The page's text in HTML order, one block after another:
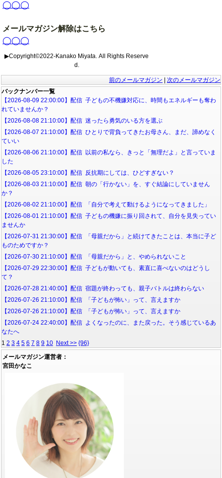
◯◯◯
メールマガジン解除はこちら
◯◯◯
▶Copyright©2022-Kanako Miyata. All Rights Reserve
d.
前のメールマガジン
次のメールマガジン
バックナンバー一覧
【2026-08-09 22:00:00】配信 子どもの不機嫌対応に、時間もエネルギーも奪わ
れていませんか？
【2026-08-08 21:10:00】配信 迷ったら勇気のいる方を選ぶ
【2026-08-07 21:10:00】配信 ひとりで背負ってきたお母さん、まだ、諦めなく
ていい
【2026-08-06 21:10:00】配信 以前の私なら、きっと「無理だよ」と言っていま
した
【2026-08-05 23:10:00】配信 反抗期にしては、ひどすぎない？
【2026-08-03 21:10:00】配信 朝の「行かない」を、すぐ結論にしていません
か？
【2026-08-02 21:10:00】配信 「自分で考えて動けるようになってきました」
【2026-08-01 21:10:00】配信 子どもの機嫌に振り回されて、自分を見失ってい
ませんか
【2026-07-31 21:30:00】配信 「母親だから」と続けてきたことは、本当に子ど
ものためですか？
【2026-07-30 21:10:00】配信 「母親だから」と、やめられないこと
【2026-07-29 22:30:00】配信 子どもが動いても、素直に喜べないのはどうし
て？
【2026-07-28 21:40:00】配信 宿題が終わっても、親子バトルは終わらない
【2026-07-26 21:10:00】配信 「子どもが怖い」って、言えますか
【2026-07-26 21:10:00】配信 「子どもが怖い」って、言えますか
【2026-07-24 22:40:00】配信 よくなったのに、また戻った。そう感じているあ
なたへ
1 2 3 4 5 6 7 8 9 10 Next >> {96}
メールマガジン運営者：
宮田かなこ